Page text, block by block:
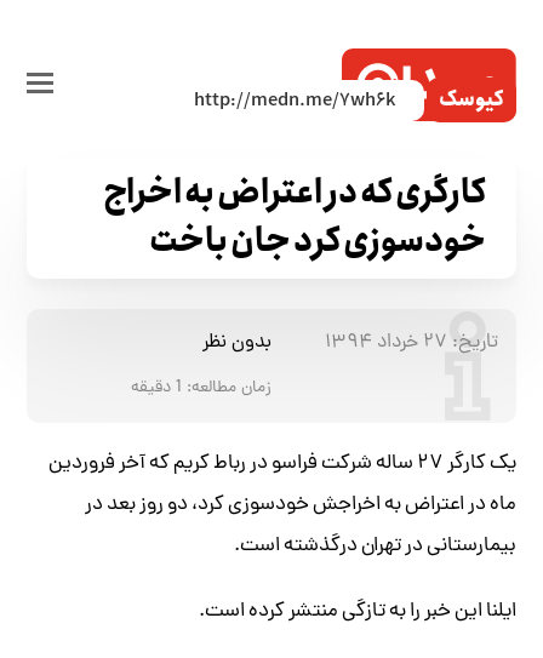
کیوسک
کارگری که در اعتراض به اخراج
خودسوزی کرد جان باخت
تاریخ: ۲۷ خرداد ۱۳۹۴ بدون نظر
زمان مطالعه: 1دقیقه
یک کارگر ۲۷ ساله شرکت فراسو در رباط کریم که آخر فروردین
ماه در اعتراض به اخراجش خودسوزی کرد، دو روز بعد در
بیمارستانی در تهران درگذشته است.
ایلنا این خبر را به تازگی منتشر کرده است.